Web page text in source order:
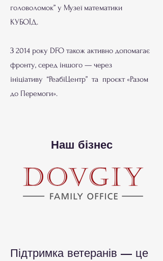
головоломок” у Музеї математики
КУБОЇД.
З 2014 року DFO також активно допомагає
фронту, серед іншого — через
ініціативу “РеабіЦентр” та проєкт «Разом
до Перемоги».
Наш бізнес
Підтримка ветеранів — це